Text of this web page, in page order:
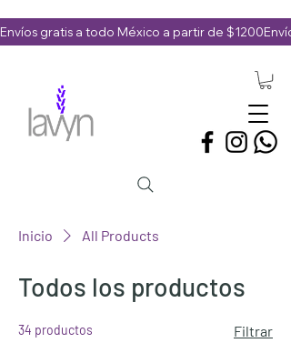
Envíos gratis a todo México a partir de $1200
Inicio All Products
Todos los productos
34 productos Filtrar